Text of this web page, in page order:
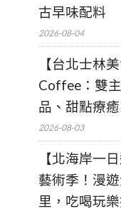
古早味配料
2026-08-04
【台北士林
Coffee：雙
品、甜點療
2026-08-03
【北海岸一
藝術季！漫
里，吃喝玩